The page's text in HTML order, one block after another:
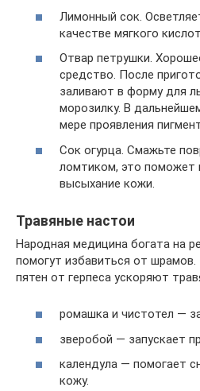
Лимонный сок.
качестве мягкого
Отвар петрушки.
средство. После
заливают в форму для
морозилку. В
мере проявления
Сок огурца. Смажьте
ломтиком, это поможет
высыхание кожи.
Травяные настои
Народная медицина богата на
помогут избавиться от шрамов.
пятен от герпеса ускоряют
ромашка и чистотел —
зверобой — запускает
календула — помогает
кожу.